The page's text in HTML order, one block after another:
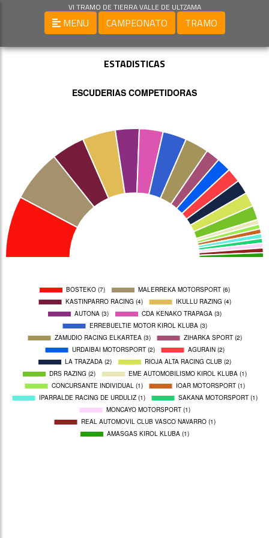
VI TRAMO DE TIERRA VALLE DE ULTZAMA
MENU CAMPEONATO TRAMO
ESTADISTICAS